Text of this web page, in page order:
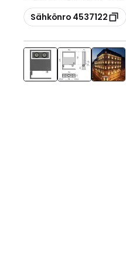
Kopioi
Sähkönro 4537122